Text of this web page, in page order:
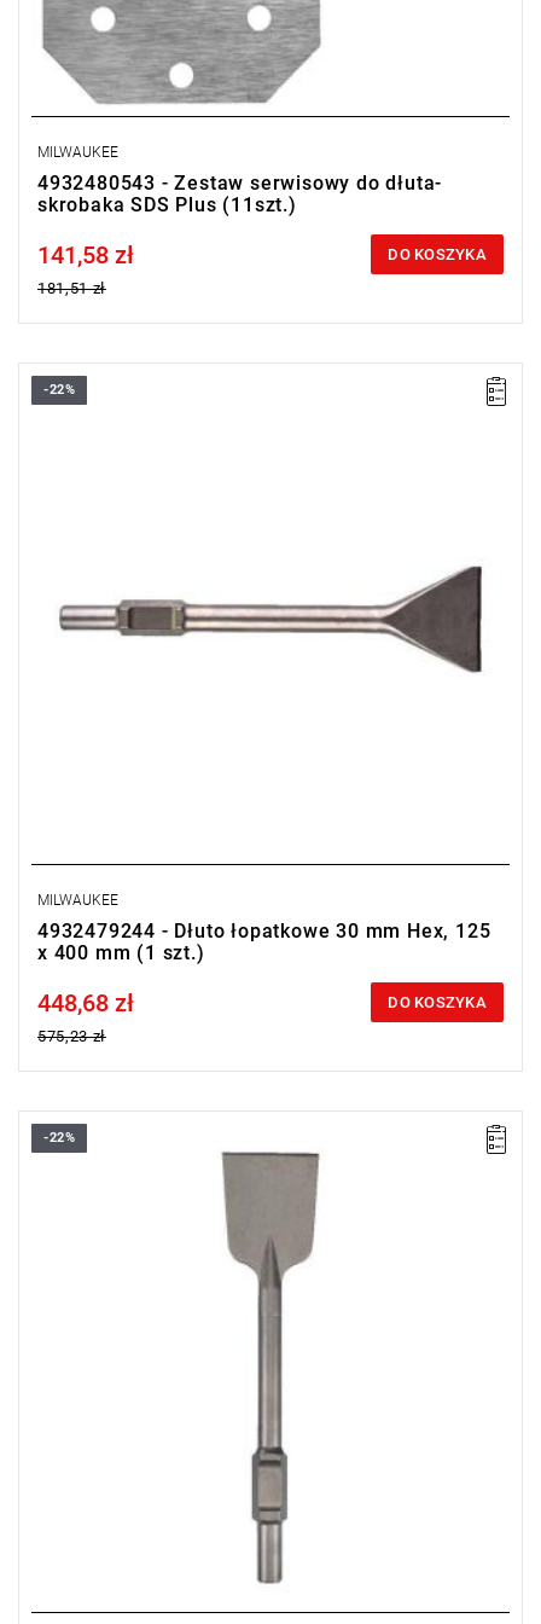
MILWAUKEE
4932480543 - Zestaw serwisowy do dłuta-
skrobaka SDS Plus (11szt.)
Price tax included
141,58 zł
181,51 zł
DO KOSZYKA
Do prac związanych z kształtowaniem terenu i budową dróg, np.
-22%
MILWAUKEE
4932479244 - Dłuto łopatkowe 30 mm Hex, 125
x 400 mm (1 szt.)
Price tax included
448,68 zł
575,23 zł
DO KOSZYKA
To dłuto idealnie nadaje się do cięcia asfaltu podczas budowy
dróg oraz twardych gruntów.
-22%